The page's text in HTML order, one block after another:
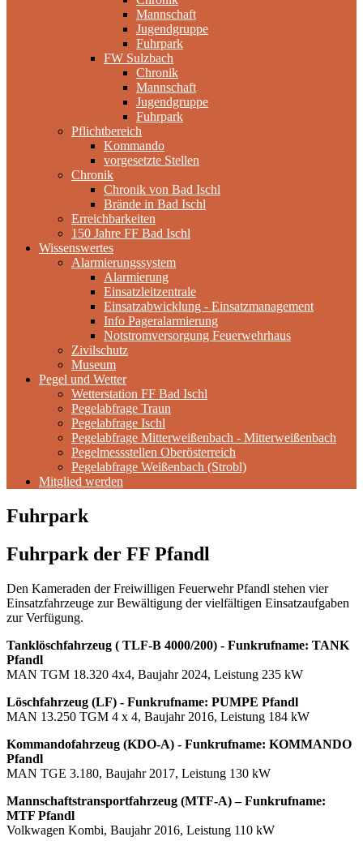
Mannschaft
Jugendgruppe
Fuhrpark
FW Sulzbach
Chronik
Mannschaft
Jugendgruppe
Fuhrpark
Pflichtbereich
Kommando
vorgesetzte Stellen
Chronik
Chronik von Bad Ischl
Brände in Bad Ischl
Erreichbarkeiten
150 Jahre FF Bad Ischl
Wissenswertes
Alarmierungssystem
Alarmierung
Einsatzleitzentrale
Einsatzabwicklung - Einsatzmanagement
Info Pageralarmierung
Notstromversorgung Feuerwehrhaus
Zivilschutz
Museum
Pegel und Wetter
Wetterstation FF Bad Ischl
Pegelabfrage Traun
Pegelabfrage Ischl
Pegelabfrage Mitterweißenbach - Mitterweißenbach
Pegelmessstellen Oberösterreich
Pegelabfrage Weißenbach (Strobl)
Mitglied werden
Fuhrpark
Fuhrpark der FF Pfandl
Den Kameraden der Freiwilligen Feuerwehr Pfandl stehen vier
Einsatzfahrzeuge zur Bewältigung der vielfältigen Einsatzaufgaben
zur Verfügung.
Tanklöschfahrzeug ( TLF-B 4000/200) - Funkrufname: TANK
Pfandl
MAN TGM 18.320 4x4, Baujahr 2024, Leistung 235 kW
Löschfahrzeug (LF) - Funkrufname: PUMPE Pfandl
MAN 13.250 TGM 4 x 4, Baujahr 2016, Leistung 184 kW
Kommandofahrzeug (KDO-A) - Funkrufname: KOMMANDO
Pfandl
MAN TGE 3.180, Baujahr 2017, Leistung 130 kW
Mannschaftstransportfahrzeug (MTF-A) – Funkrufname:
MTF Pfandl
Volkwagen Kombi, Baujahr 2016, Leistung 110 kW